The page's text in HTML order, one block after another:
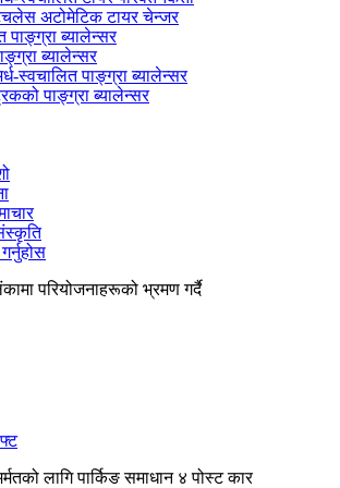
अटोमेटिक टायर चेन्जर
पाङ्ग्रा ब्यालेन्सर
ब्यालेन्सर
स्वचालित पाङ्ग्रा ब्यालेन्सर
पाङ्ग्रा ब्यालेन्सर